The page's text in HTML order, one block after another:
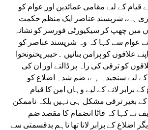
قیام کے لیے مقامی عمائدین اور عوام کو
ہے، شرپسند عناصر ایک منظم حکمت
میں چھپ کر سیکیورٹی فورسز کو نشانہ
عوام سے کہا کہ وہ شرپسند عناصر کو
علاقوں کو پرامن بنائیں ۔خیبر پختونخوا
کو ترقی کی راہ پر ڈالنے اور ان کی
کے لیے سنجیدہ ہے، ضم شدہ اضلاع کو
برابر لانے کے لیے وہاں امن کا قیام
بغیر ترقی مشکل ہی نہیں بلکہ ناممکن
نے کہا کہ فاٹا انضمام کا مقصد ضم
اضلاع کے برابر لانا تھا تاہم بدقسمتی سے